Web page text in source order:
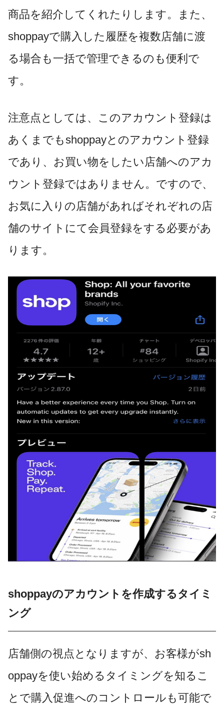
商品を紹介してくれたりします。また、
shoppayで購入した履歴を複数店舗に渡
る場合も一括で管理できるのも便利で
す。
注意点としては、このアカウント登録は
あくまでもshoppayとのアカウント登録
であり、お買い物をしたい店舗へのアカ
ウント登録ではありません。ですので、
お気に入りの店舗があればそれぞれの店
舗のサイトにて会員登録をする必要があ
ります。
shoppayのアカウントを作成するタイミ
ング
店舗側の視点となりますが、お客様がsh
oppayを使い始めるタイミングを知るこ
とで購入促進へのコントロールも可能で